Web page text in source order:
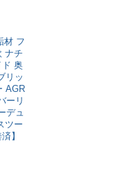
材 フ
ナチ
ド 奥
リッ
AGR
ーリ
デュ
ツー
】